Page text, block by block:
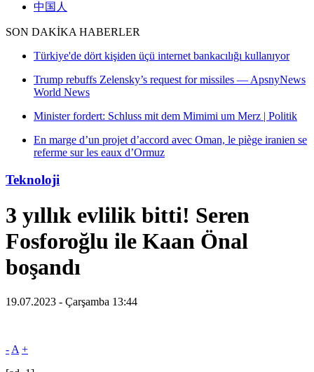
中国人
SON DAKİKA HABERLER
se
Teknoloji
3 yıllık evlilik bitti! Seren
Fosforoğlu ile Kaan Önal
boşandı
19.07.2023 - Çarşamba 13:44
- A +